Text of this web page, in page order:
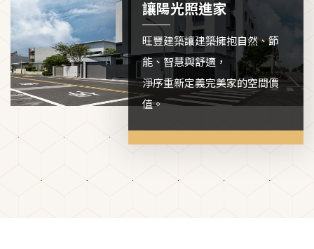
讓陽光照進家
旺豐建築讓建築擁抱自然、節
能、智慧與舒適，
淨序重新定義完美家的空間價
值。